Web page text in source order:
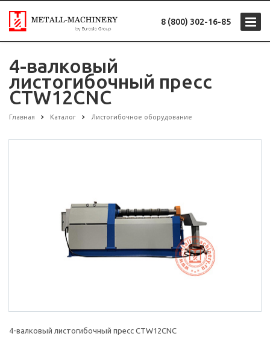
8 (800) 302-16-85
4-валковый
листогибочный пресс
CTW12CNC
Главная Каталог Листогибочное оборудование
4-валковый листогибочный пресс CTW12CNC